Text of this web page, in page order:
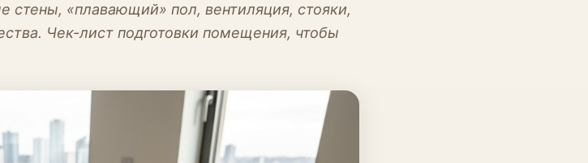
стены, «плавающий» пол, вентиляция, стояки,
Чек-лист подготовки помещения, чтобы